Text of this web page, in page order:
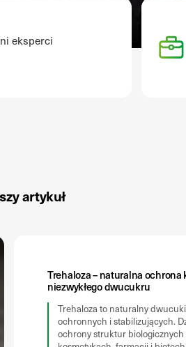
eksperci
artykuł
Trehaloza – naturalna ochrona
niezwykłego dwucukru
Trehaloza to naturalny
ochronnych i stabilizujących.
ochrony struktur